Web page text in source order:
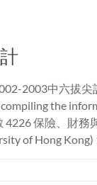
2003中六拔尖
the
4226 保險、財務
of Hong